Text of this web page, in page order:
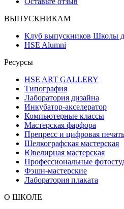
ВЫПУСКНИКАМ
Клуб выпускников Школы
HSE Alumni
Ресурсы
HSE ART GALLERY
Типография
Лаборатория дизайна
Инкубатор-акселератор
Компьютерные классы
Мастерская фарфора
Препресс и цифровая печать
Шелкографская мастерская
Ювелирная мастерская
Профессиональные
Фэшн-мастерские
Лаборатория плаката
О ШКОЛЕ